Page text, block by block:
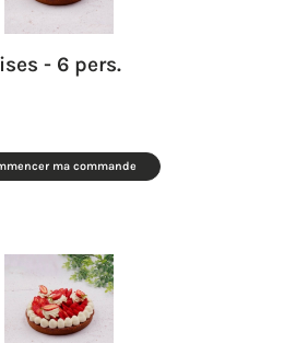
- 6 pers.
ma commande